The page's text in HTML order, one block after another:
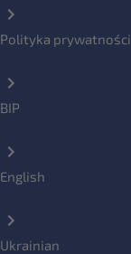
Polityka prywatności
BIP
English
Ukrainian